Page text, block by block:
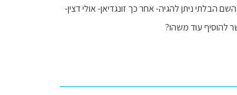
הבלתי ניתן להגיה- אחר כך זונגדיאן- אולי דצין-
להוסיף עוד משהו?